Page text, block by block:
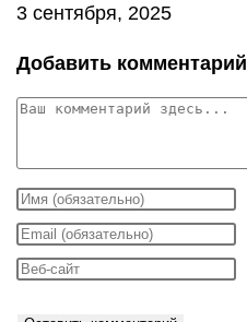
3 сентября, 2025
Добавить комментарий
Комментарий
Введите
свое
имя
Введите
свой
Введите